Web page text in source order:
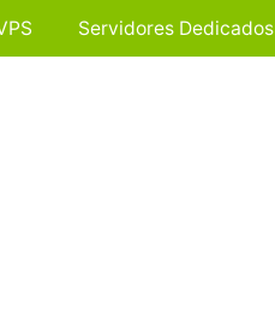
Servidores Dedicados